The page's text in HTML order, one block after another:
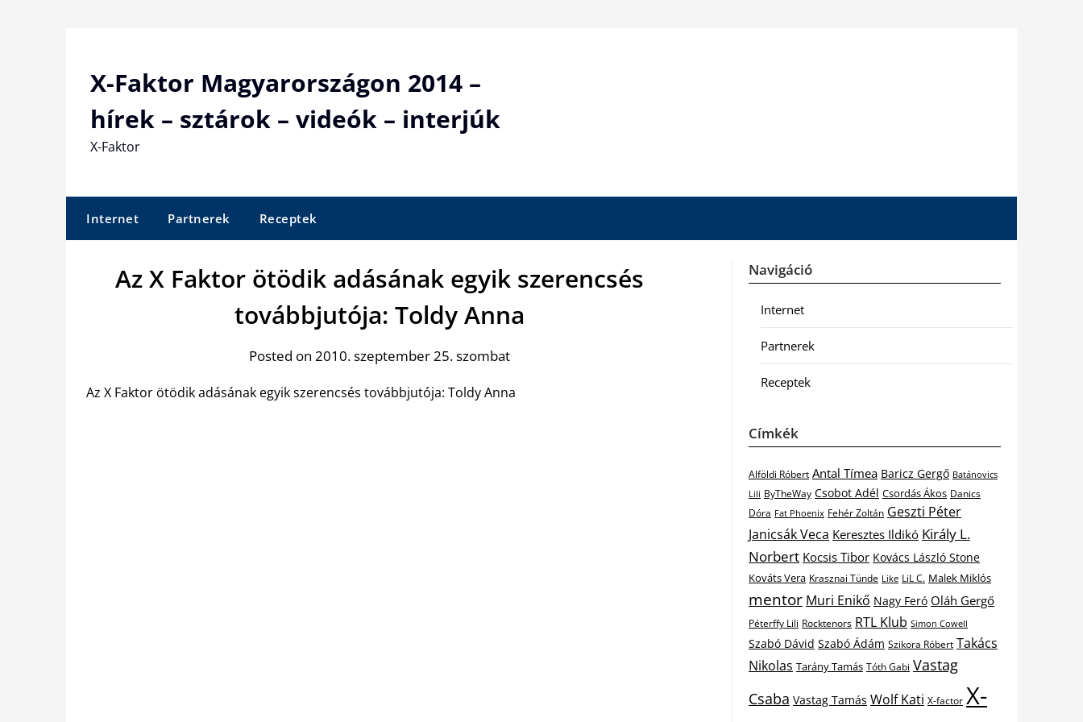
X-Faktor Magyarországon 2014 –
hírek – sztárok – videók – interjúk
X-Faktor
Internet Partnerek Receptek
Az X Faktor ötödik adásának egyik szerencsés
továbbjutója: Toldy Anna
Posted on 2010. szeptember 25. szombat
Az X Faktor ötödik adásának egyik szerencsés továbbjutója: Toldy Anna
Navigáció
Internet
Partnerek
Receptek
Címkék
Alföldi Róbert Antal Tímea Baricz Gergő Batánovics
Lili ByTheWay Csobot Adél Csordás Ákos Danics
Dóra Fat Phoenix Fehér Zoltán Geszti Péter
Janicsák Veca Keresztes Ildikó Király L.
Norbert Kocsis Tibor Kovács László Stone
Kováts Vera Krasznai Tünde Like LiL C. Malek Miklós
mentor Muri Enikő Nagy Feró Oláh Gergő
Péterffy Lili Rocktenors RTL Klub Simon Cowell
Szabó Dávid Szabó Ádám Szikora Róbert Takács
Nikolas Tarány Tamás Tóth Gabi Vastag
Csaba Vastag Tamás Wolf Kati X-factor X-